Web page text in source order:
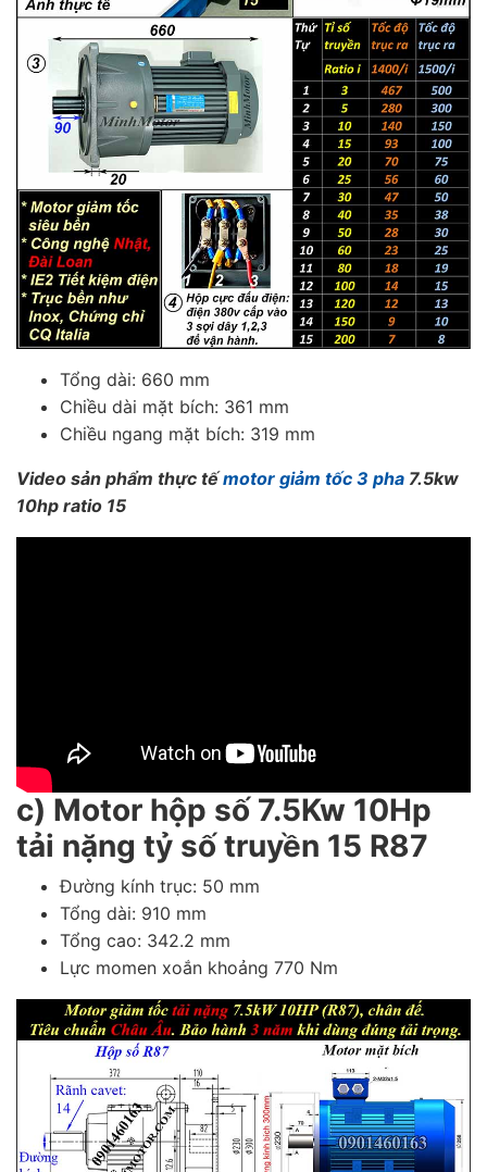
Tổng dài: 660 mm
Chiều dài mặt bích: 361 mm
Chiều ngang mặt bích: 319 mm
Video sản phẩm thực tếmotor giảm tốc 3 pha 7.5kw
10hp ratio 15
c) Motor hộp số 7.5Kw 10Hp
tải nặng tỷ số truyền 15 R87
Đường kính trục: 50 mm
Tổng dài: 910 mm
Tổng cao: 342.2 mm
Lực momen xoắn khoảng 770 Nm